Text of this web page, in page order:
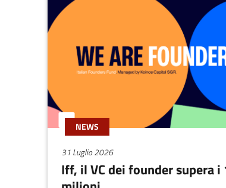
NEWS
31 Luglio 2026
Iff, il VC dei founder supera i